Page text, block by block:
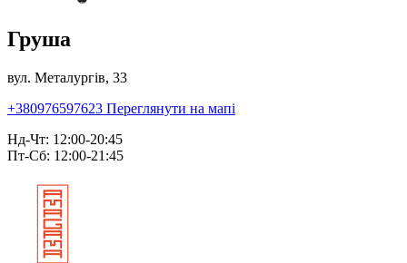
Груша
вул. Металургів, 33
+380976597623 Переглянути на мапі
Нд-Чт: 12:00-20:45
Пт-Сб: 12:00-21:45